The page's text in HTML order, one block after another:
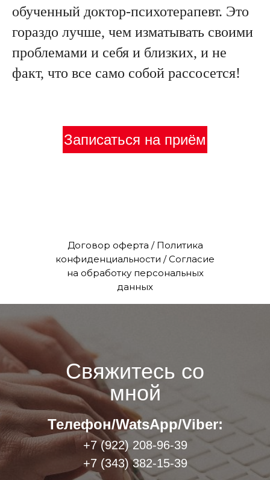
обученный доктор-психотерапевт. Это
гораздо лучше, чем изматывать своими
проблемами и себя и близких, и не
факт, что все само собой рассосется!
Записаться на приём
Договор оферта / Политика
конфиденциальности / Согласие
на обработку персональных
данных
Свяжитесь со
мной
Телефон/WatsApp/Viber:
+7 (922) 208-96-39
+7 (343) 382-15-39